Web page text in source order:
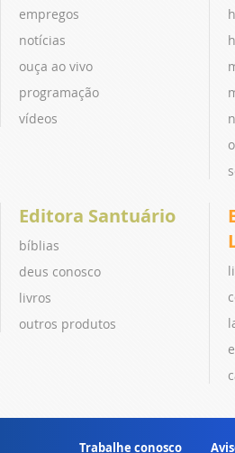
empregos
notícias
ouça ao vivo
programação
vídeos
Editora Santuário
bíblias
deus conosco
livros
outros produtos
Trabalhe conosco